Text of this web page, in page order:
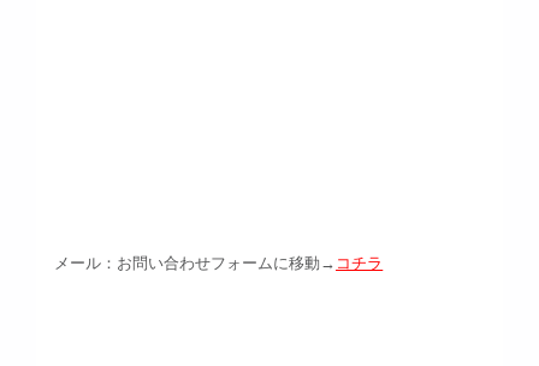
メール：お問い合わせフォームに移動→ コチラ